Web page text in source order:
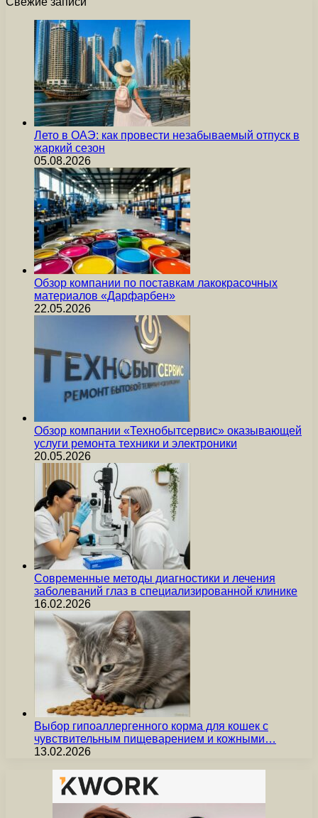
Лето в ОАЭ: как провести незабываемый отпуск в
жаркий сезон
05.08.2026
Обзор компании по поставкам лакокрасочных
материалов «Дарфарбен»
22.05.2026
Обзор компании «Технобытсервис» оказывающей
услуги ремонта техники и электроники
20.05.2026
Современные методы диагностики и лечения
заболеваний глаз в специализированной клинике
16.02.2026
Выбор гипоаллергенного корма для кошек с
чувствительным пищеварением и кожными…
13.02.2026